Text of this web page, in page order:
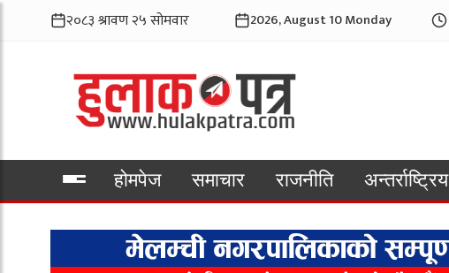
2026, August 10 Monday
होमपेज समाचार राजनीति अन्तर्राष्ट्रिय